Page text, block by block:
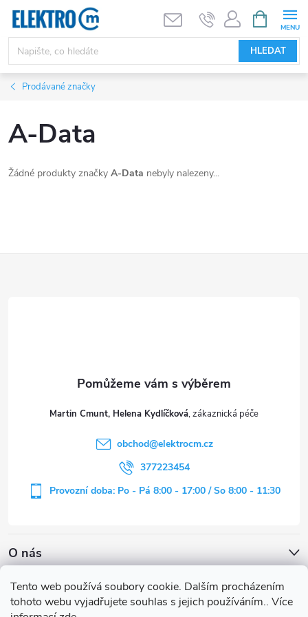
Tento web používá soubory cookie. Dalším procházením
tohoto webu vyjadřujete souhlas s jejich používáním.. Více
Přejít
obsah
HLEDAT
NÁKUPNÍ
KOŠÍK
Prodávané značky
A-Data
Žádné produkty značky A-Data nebyly nalezeny...
O nás
Martin Cmunt, Helena Kydlíčková
obchod@elektrocm.cz
377223454
Provozní doba: Po - Pá 8:00 - 17:00 / So 8:00 - 11:30